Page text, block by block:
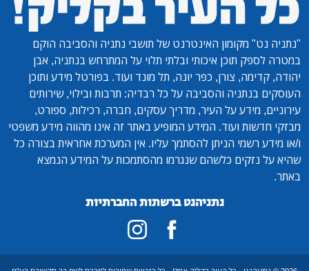
"נתניה נט" מקומון האינטרנט של תושבי נתניה והסביבה הוקם
במטרה לספק תוכן איכותי ובלתי תלוי על המתרחש בנתניה, אבן
יהודה, קדימה, צורן, כפר יונה, תל מונד ועוד. בפורטל מידע ותוכן
העוסקים בנתניה והסביבה על כל רבדיה: תרבות ובילוי, שירותים
עירוניים, מידע על העיר, מדריך עסקים, חברה, רכילות, ספורט,
מבזקי חדשות ועוד. המידע המופיע באתר זה אינו מהווה מידע משפטי
ו/או מידע רשמי הניתן להסתמך עליו. אין המערכת אחראית בצורה כל
שהיא על נזקים כלשהם שנגרמו מהסתמכות על המידע הנמצא
באתר.
נתניהנט ברשתות החברתיות